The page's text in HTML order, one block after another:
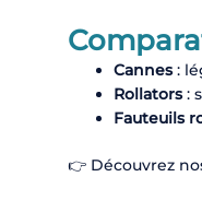
Cannes:
Rollators:
Fauteuils
👉 Découvrez